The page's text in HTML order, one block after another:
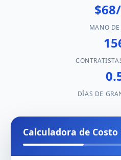
MANO DE
DÍAS DE
Calculadora de Costo